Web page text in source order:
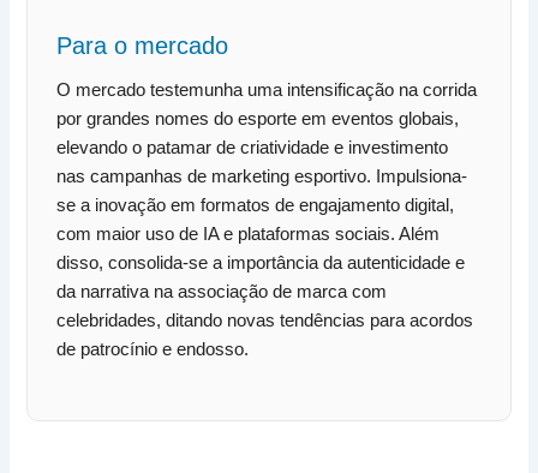
Para o mercado
O mercado testemunha uma intensificação na corrida
por grandes nomes do esporte em eventos globais,
elevando o patamar de criatividade e investimento
nas campanhas de marketing esportivo. Impulsiona-
se a inovação em formatos de engajamento digital,
com maior uso de IA e plataformas sociais. Além
disso, consolida-se a importância da autenticidade e
da narrativa na associação de marca com
celebridades, ditando novas tendências para acordos
de patrocínio e endosso.